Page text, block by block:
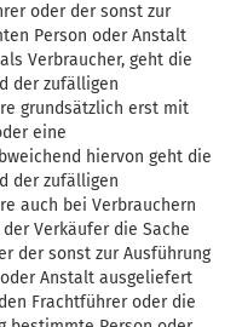
oder der sonst zur
Person oder Anstalt
Verbraucher, geht die
der zufälligen
grundsätzlich erst mit
eine
hiervon geht die
der zufälligen
auch bei Verbrauchern
Verkäufer die Sache
der sonst zur Ausführung
Anstalt ausgeliefert
Frachtführer oder die